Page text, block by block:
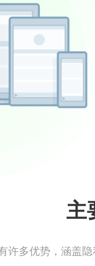
主
许多优势，涵盖